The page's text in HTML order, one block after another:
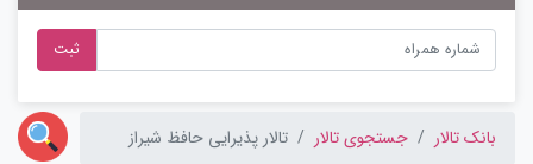
ثبت
بانک تالار جستجوی تالار تالار پذیرایی حافظ شیراز